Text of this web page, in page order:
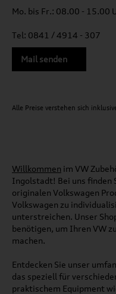
Mo. bis Fr.: 08.00 - 15.00
Tel: 0841 / 4914 - 307
Mail senden
Alle Preise verstehen sich
Willkommen im VW
Ingolstadt! Bei uns finden
originalen Volkswagen
Volkswagen zu
unterstreichen. Unser
benötigen, um Ihren VW
machen.
Entdecken Sie unser
das speziell für
praktischem Equipment